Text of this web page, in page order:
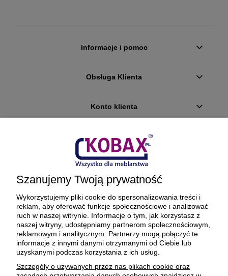
Informacje i pomoc
Obsługa Klienta
Konto klienta
Płatności i dostawa
Ciekawostki
O firmie
BEZPIECZNE PŁATNOŚCI ORAZ DOSTAWA
Szanujemy Twoją prywatność
Wykorzystujemy pliki cookie do spersonalizowania treści i
reklam, aby oferować funkcje społecznościowe i analizować
ruch w naszej witrynie. Informacje o tym, jak korzystasz z
naszej witryny, udostępniamy partnerom społecznościowym,
reklamowym i analitycznym. Partnerzy mogą połączyć te
informacje z innymi danymi otrzymanymi od Ciebie lub
uzyskanymi podczas korzystania z ich usług.
Szczegóły o używanych przez nas plikach cookie oraz